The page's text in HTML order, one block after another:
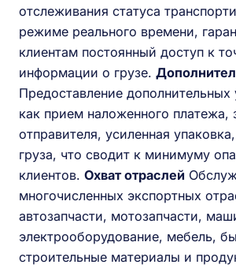
отслеживания статуса
режиме реального времени,
клиентам постоянный доступ к
информации о грузе.
Предоставление дополнительных
как прием наложенного платежа,
отправителя, усиленная
груза, что сводит к минимуму
клиентов. Охват отраслей
многочисленных экспортных
автозапчасти, мотозапчасти,
электрооборудование, мебель,
строительные материалы и